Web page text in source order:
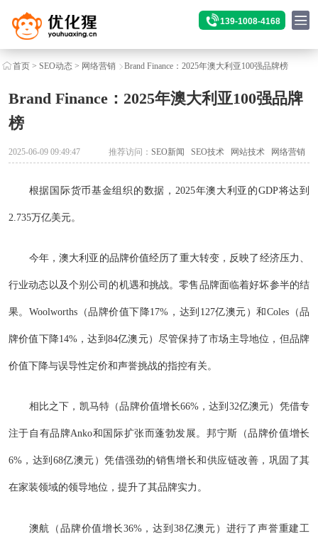
139-1008-4168
首页> SEO动态> 网络营销 Brand Finance：2025年澳大利亚100强品牌榜
Brand Finance：2025年澳大利亚100强品牌
榜
2025-06-09 09:49:47 推荐访问：SEO新闻 SEO技术 网站技术 网络营销
根据国际货币基金组织的数据，2025年澳大利亚的GDP将达到
2.735万亿美元。
今年，澳大利亚的品牌价值经历了重大转变，反映了经济压力、
行业动态以及个别公司的机遇和挑战。零售品牌面临着好坏参半的结
果。Woolworths（品牌价值下降17%，达到127亿澳元）和Coles（品
牌价值下降14%，达到84亿澳元）尽管保持了市场主导地位，但品牌
价值下降与误导性定价和声誉挑战的指控有关。
相比之下，凯马特（品牌价值增长66%，达到32亿澳元）凭借专
注于自有品牌Anko和国际扩张而蓬勃发展。邦宁斯（品牌价值增长
6%，达到68亿澳元）凭借强劲的销售增长和供应链改善，巩固了其
在家装领域的领导地位，提升了其品牌实力。
澳航（品牌价值增长36%，达到38亿澳元）进行了声誉重建工